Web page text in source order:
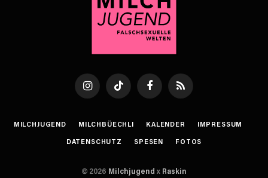
InstagramTikTok FacebookRSS
MILCHJUGEND MILCHBÜECHLI KALENDER
IMPRESSUM
DATENSCHUTZ
SPESEN FOTOS
© 2026 Milchjugend x Raskin